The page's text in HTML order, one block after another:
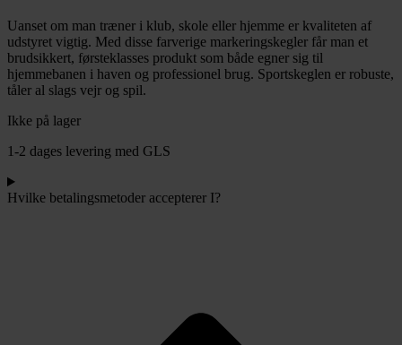
Uanset om man træner i klub, skole eller hjemme er kvaliteten af
udstyret vigtig. Med disse farverige markeringskegler får man et
brudsikkert, førsteklasses produkt som både egner sig til
hjemmebanen i haven og professionel brug. Sportskeglen er robuste,
tåler al slags vejr og spil.
Ikke på lager
1-2 dages levering med GLS
Hvilke betalingsmetoder accepterer I?